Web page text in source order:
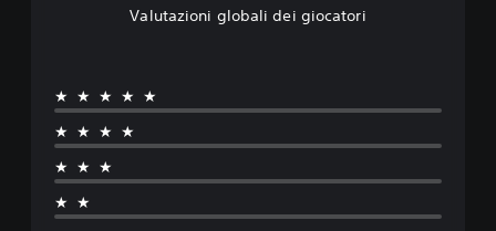
Valutazioni globali dei giocatori
★★★★★
★★★★
★★★
★★